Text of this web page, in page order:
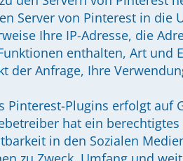
Server von Pinterest in die
Ihre IP-Adresse, die
enthalten, Art und
der Anfrage, Ihre
Pinterest-Plugins erfolgt auf
hat ein
in den Sozialen